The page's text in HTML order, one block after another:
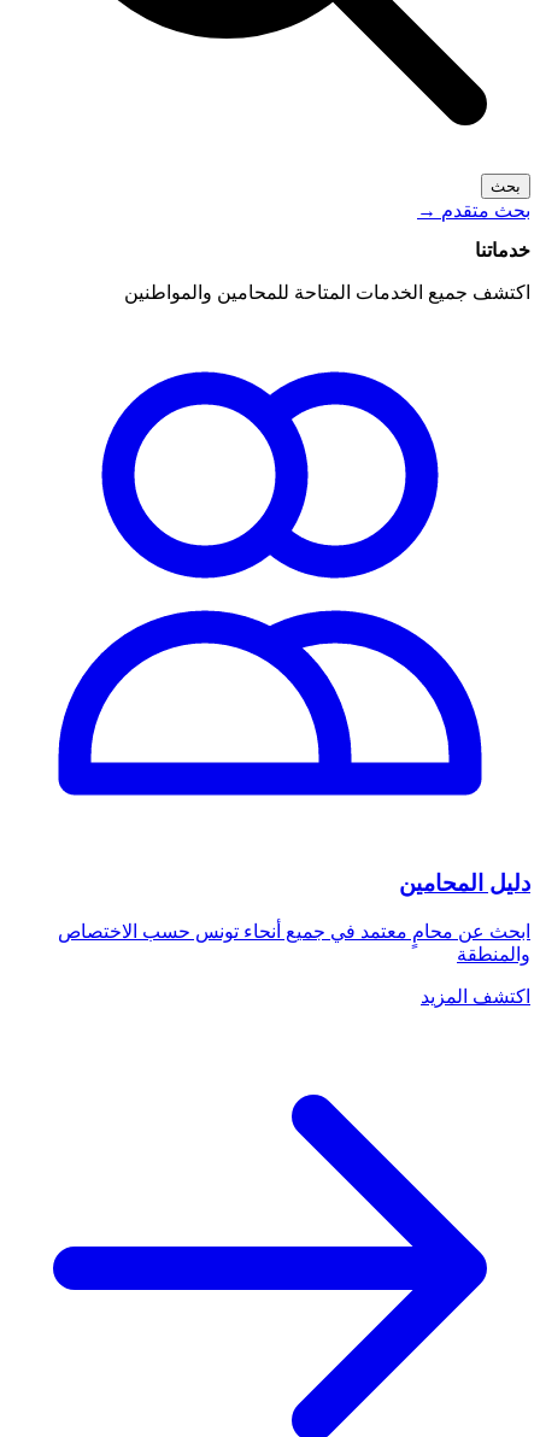
بحث
بحث متقدم →
خدماتنا
اكتشف جميع الخدمات المتاحة للمحامين والمواطنين
دليل المحامين
ابحث عن محامٍ معتمد في جميع أنحاء تونس حسب الاختصاص
والمنطقة
اكتشف المزيد